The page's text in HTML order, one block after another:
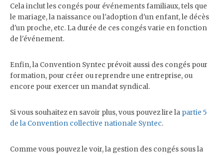
Cela inclut les congés pour événements familiaux, tels que
le mariage, la naissance ou l'adoption d'un enfant, le décès
d'un proche, etc. La durée de ces congés varie en fonction
de l'événement.
Enfin, la Convention Syntec prévoit aussi des congés pour
formation, pour créer ou reprendre une entreprise, ou
encore pour exercer un mandat syndical.
Si vous souhaitez en savoir plus, vous pouvez lire la partie 5
de la Convention collective nationale Syntec.
Comme vous pouvez le voir, la gestion des congés sous la